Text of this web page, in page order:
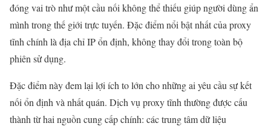
đóng vai trò như một cầu nối không thể thiếu giúp người dùng ẩn
mình trong thế giới trực tuyến. Đặc điểm nổi bật nhất của proxy
tĩnh chính là địa chỉ IP ổn định, không thay đổi trong toàn bộ
phiên sử dụng.
Đặc điểm này đem lại lợi ích to lớn cho những ai yêu cầu sự kết
nối ổn định và nhất quán. Dịch vụ proxy tĩnh thường được cấu
thành từ hai nguồn cung cấp chính: các trung tâm dữ liệu